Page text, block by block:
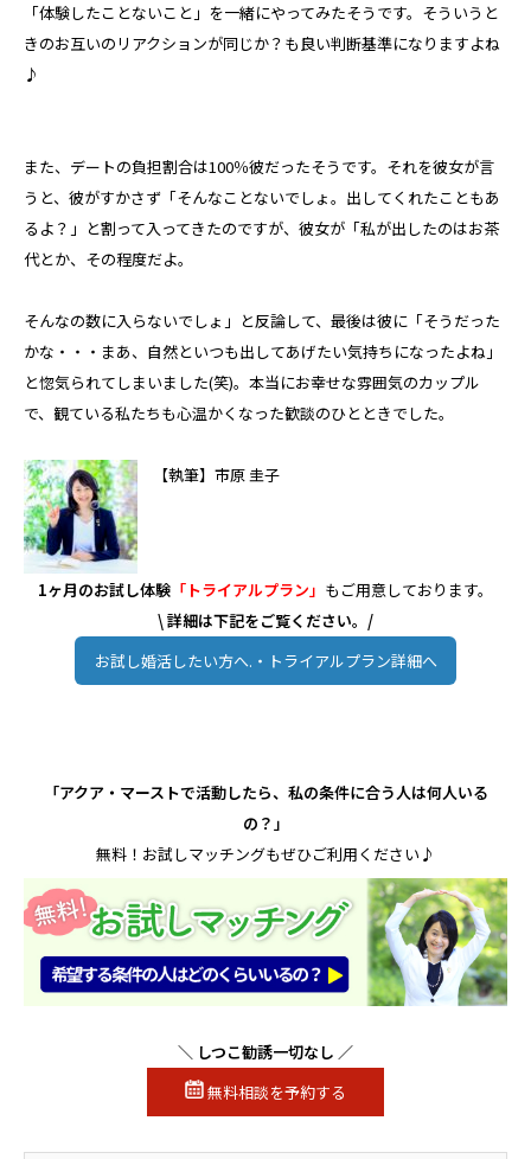
「体験したことないこと」を一緒にやってみたそうです。そういうと
きのお互いのリアクションが同じか？も良い判断基準になりますよね
♪
また、デートの負担割合は100％彼だったそうです。それを彼女が言
うと、彼がすかさず「そんなことないでしょ。出してくれたこともあ
るよ？」と割って入ってきたのですが、彼女が「私が出したのはお茶
代とか、その程度だよ。
そんなの数に入らないでしょ」と反論して、最後は彼に「そうだった
かな・・・まあ、自然といつも出してあげたい気持ちになったよね」
と惚気られてしまいました(笑)。本当にお幸せな雰囲気のカップル
で、観ている私たちも心温かくなった歓談のひとときでした。
【執筆】市原 圭子
1ヶ月のお試し体験 「トライアルプラン」 もご用意しております。
\ 詳細は下記をご覧ください。/
お試し婚活したい方へ.・トライアルプラン詳細へ
「アクア・マーストで活動したら、私の条件に合う人は何人いる
の？」
無料！お試しマッチングもぜひご利用ください♪
＼ しつこ勧誘一切なし ／
無料相談を予約する